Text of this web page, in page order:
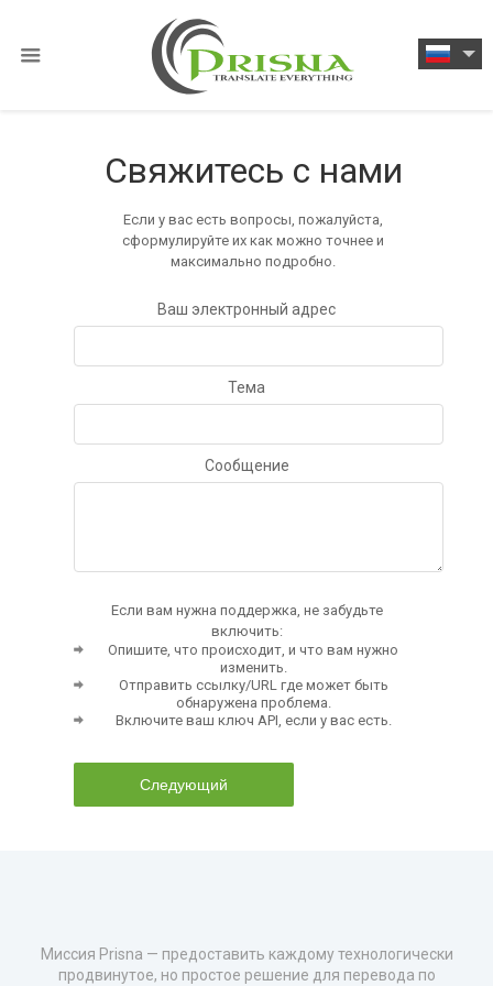
Свяжитесь с нами
Если у вас есть вопросы, пожалуйста,
сформулируйте их как можно точнее и
максимально подробно.
Ваш электронный адрес
Тема
Сообщение
Если вам нужна поддержка, не забудьте
включить:
Опишите, что происходит, и что вам нужно
изменить.
Отправить ссылку/URL где может быть
обнаружена проблема.
Включите ваш ключ API, если у вас есть.
Следующий
Миссия Prisna — предоставить каждому технологически
продвинутое, но простое решение для перевода по